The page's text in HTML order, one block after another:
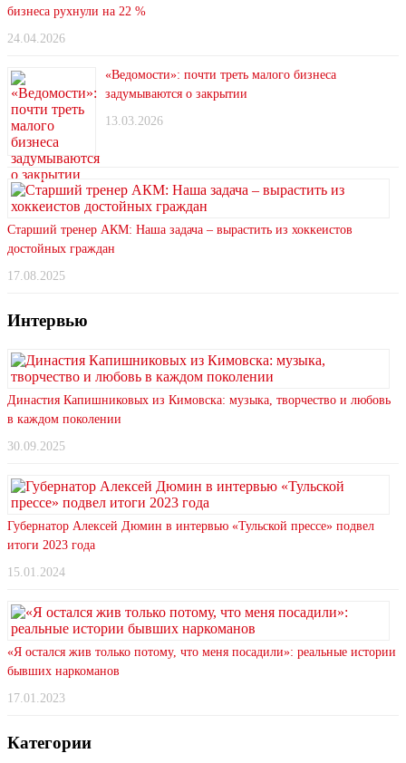
бизнеса рухнули на 22 %
24.04.2026
«Ведомости»: почти треть малого бизнеса
задумываются о закрытии
13.03.2026
Старший тренер АКМ: Наша задача – вырастить из хоккеистов
достойных граждан
17.08.2025
Интервью
Династия Капишниковых из Кимовска: музыка, творчество и любовь
в каждом поколении
30.09.2025
Губернатор Алексей Дюмин в интервью «Тульской прессе» подвел
итоги 2023 года
15.01.2024
«Я остался жив только потому, что меня посадили»: реальные истории
бывших наркоманов
17.01.2023
Категории